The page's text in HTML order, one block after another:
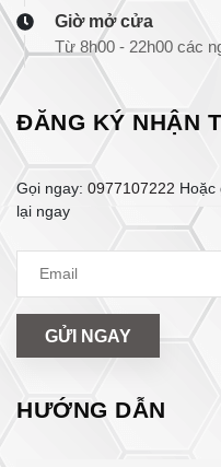
Giờ mở cửa
Từ 8h00 - 22h00 các
ĐĂNG KÝ NHẬN
Gọi ngay: 0977107222 Hoặc
lại ngay
GỬI NGAY
HƯỚNG DẪN